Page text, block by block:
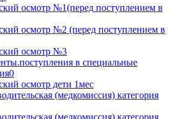
осмотр №1(перед поступлением в
осмотр №2 (перед поступлением в
осмотр №3
в специальные
осмотр дети 1мес
(медкомиссия) категория
(медкомиссия) категория